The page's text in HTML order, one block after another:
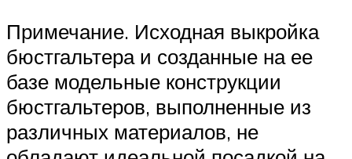
Примечание. Исходная выкройка
бюстгальтера и созданные на ее
базе модельные конструкции
бюстгальтеров, выполненные из
различных материалов, не